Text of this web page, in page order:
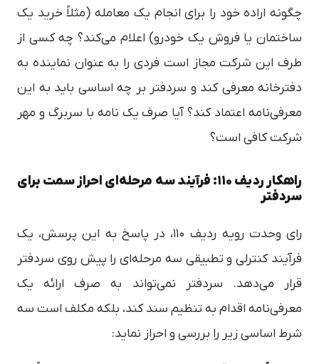
چگونه اراده خود را برای انجام یک معامله (مثلاً خرید یک
ساختمان یا فروش یک خودرو) اعلام می‌کند؟ چه کسی از
طرف این شرکت مجاز است فردی را به عنوان نماینده به
دفترخانه معرفی کند و سردفتر بر چه اساسی باید به این
معرفی‌نامه اعتماد کند؟ آیا صرف یک نامه با سربرگ و مهر
شرکت کافی است؟
راهکار ردیف ۱۱۰: فرآیند سه مرحله‌ای احراز سمت برای
سردفتر
رای وحدت رویه ردیف ۱۱۰، در پاسخ به این پرسش، یک
فرآیند کنترلی و تطبیقی سه مرحله‌ای را پیش روی سردفتر
قرار می‌دهد. سردفتر نمی‌تواند به صرف ارائه یک
معرفی‌نامه اقدام به تنظیم سند کند، بلکه مکلف است سه
شرط اساسی زیر را بررسی و احراز نماید: